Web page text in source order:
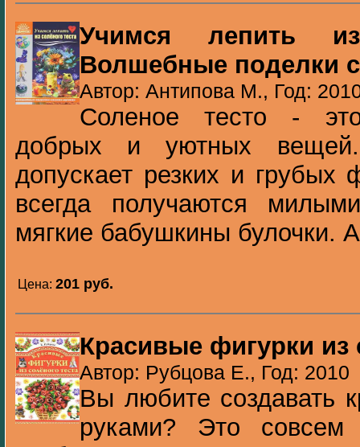
Учимся лепить
Волшебные поделки
Автор: Антипова М., Год:
Соленое тесто -
добрых и уютных
допускает резких и грубых
всегда получаются
мягкие бабушкины булочки.
Цена: 201 pуб.
Красивые фигурки из
Автор: Рубцова Е., Год: 2010
Вы любите создавать
руками? Это